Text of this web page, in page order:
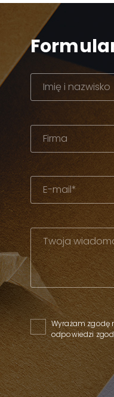
Please leave this
Wyrażam
odpowiedzi